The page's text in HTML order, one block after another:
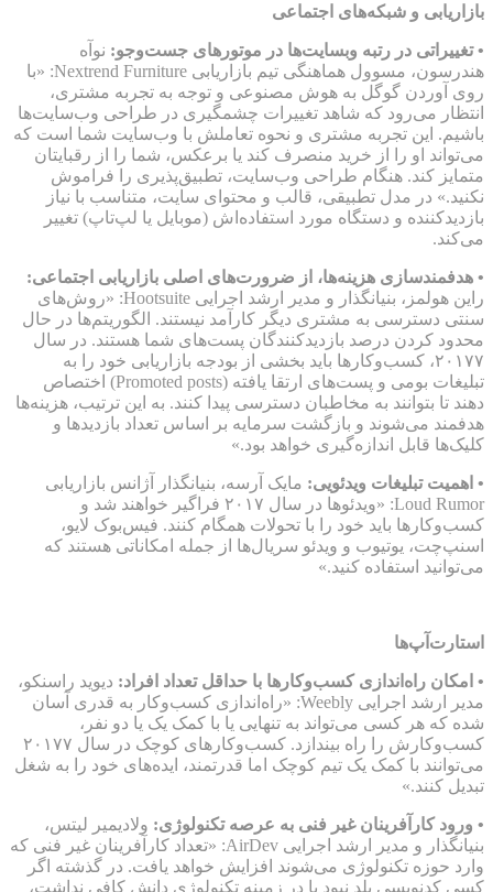
بازاریابی و شبکه‌های اجتماعی
• تغییراتی در رتبه وب‏سایت‌ها در موتورهای جست‌وجو: نوآه
هندرسون، مسوول هماهنگی تیم بازاریابی Nextrend Furniture: «با
روی آوردن گوگل به هوش مصنوعی و توجه به تجربه مشتری،
انتظار می‌رود که شاهد تغییرات چشمگیری در طراحی وب‌سایت‌ها
باشیم. این تجربه مشتری و نحوه تعاملش با وب‌سایت شما است که
می‌تواند او را از خرید منصرف کند یا برعکس، شما را از رقبایتان
متمایز کند. هنگام طراحی وب‌سایت، تطبیق‌پذیری را فراموش
نکنید.» در مدل تطبیقی، قالب و محتوای سایت، متناسب با نیاز
بازدیدکننده و دستگاه مورد استفاده‌اش (موبایل یا لپ‌تاپ) تغییر
می‌کند.
• هدفمندسازی هزینه‌ها، از ضرورت‌های اصلی بازاریابی اجتماعی:
راین هولمز، بنیانگذار و مدیر ارشد اجرایی Hootsuite: «روش‌های
سنتی دسترسی به مشتری دیگر کارآمد نیستند. الگوریتم‌ها در حال
محدود کردن درصد بازدیدکنندگان پست‌های شما هستند. در سال
۲۰۱۷۷، کسب‌وکارها باید بخشی از بودجه بازاریابی خود را به
تبلیغات بومی و پست‌های ارتقا یافته (Promoted posts) اختصاص
دهند تا بتوانند به مخاطبان دسترسی پیدا کنند. به این ترتیب، هزینه‌ها
هدفمند می‌شوند و بازگشت سرمایه بر اساس تعداد بازدیدها و
کلیک‌ها قابل اندازه‌گیری خواهد بود.»
• اهمیت تبلیغات ویدئویی: مایک آرسه، بنیانگذار آژانس بازاریابی
Loud Rumor: «ویدئوها در سال ۲۰۱۷ فراگیر خواهند شد و
کسب‌وکارها باید خود را با تحولات همگام کنند. فیس‌بوک لایو،
اسنپ‌چت، یوتیوب و ویدئو سریال‌ها از جمله امکاناتی هستند که
می‌توانید استفاده کنید.»
استارت‌آپ‌ها
• امکان راه‌اندازی کسب‌وکارها با حداقل تعداد افراد: دیوید راسنکو،
مدیر ارشد اجرایی Weebly: «راه‌اندازی کسب‌وکار به قدری آسان
شده که هر کسی می‌تواند به تنهایی یا با کمک یک یا دو نفر،
کسب‌وکارش را راه بیندازد. کسب‌وکارهای کوچک در سال ۲۰۱۷۷
می‌توانند با کمک یک تیم کوچک اما قدرتمند، ایده‌های خود را به شغل
تبدیل کنند.»
• ورود کارآفرینان غیر فنی به عرصه تکنولوژی: ولادیمیر لیتس،
بنیانگذار و مدیر ارشد اجرایی AirDev: «تعداد کارآفرینان غیر فنی که
وارد حوزه تکنولوژی می‌شوند افزایش خواهد یافت. در گذشته اگر
کسی کدنویسی بلد نبود یا در زمینه تکنولوژی دانش کافی نداشت،